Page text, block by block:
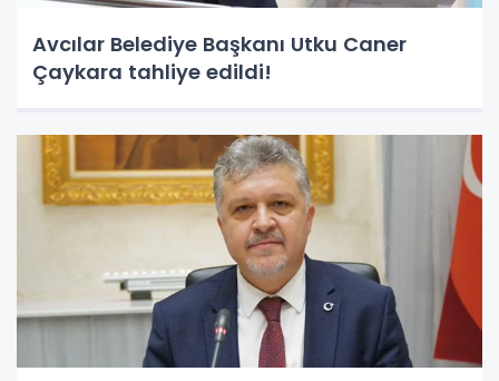
Avcılar Belediye Başkanı Utku Caner
Çaykara tahliye edildi!